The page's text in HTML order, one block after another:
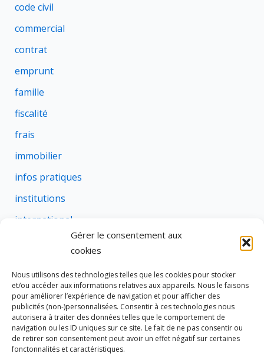
Gérer le consentement aux
cookies
Nous utilisons des technologies telles que les cookies pour stocker
et/ou accéder aux informations relatives aux appareils. Nous le faisons
pour améliorer l’expérience de navigation et pour afficher des
publicités (non-)personnalisées. Consentir à ces technologies nous
autorisera à traiter des données telles que le comportement de
navigation ou les ID uniques sur ce site. Le fait de ne pas consentir ou
de retirer son consentement peut avoir un effet négatif sur certaines
fonctonnalités et caractéristiques.
code civil
commercial
contrat
emprunt
famille
fiscalité
frais
immobilier
infos pratiques
institutions
international
rural
social
succession
suretes